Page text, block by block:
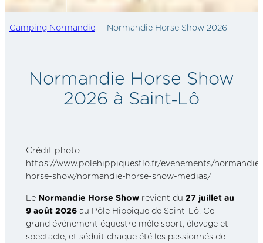
Camping Normandie Normandie Horse Show 2026
Normandie Horse Show
2026 à Saint‑Lô
Crédit photo :
https://www.polehippiquestlo.fr/evenements/normandie-
horse-show/normandie-horse-show-medias/
Le Normandie Horse Showrevient du 27 juillet au
9 août 2026au Pôle Hippique de Saint-Lô. Ce
grand événement équestre mêle sport, élevage et
spectacle, et séduit chaque été les passionnés de